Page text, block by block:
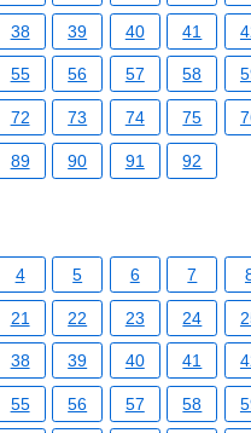
38 39 40 41
55 56 57 58
72 73 74 75
89 90 91 92
4 5 6 7
21 22 23 24
38 39 40 41
55 56 57 58